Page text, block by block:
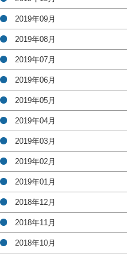
2019年09月
2019年08月
2019年07月
2019年06月
2019年05月
2019年04月
2019年03月
2019年02月
2019年01月
2018年12月
2018年11月
2018年10月